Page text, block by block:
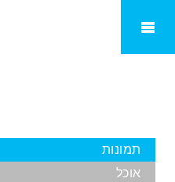
Norwegian Bliss
תמונות
אוכל